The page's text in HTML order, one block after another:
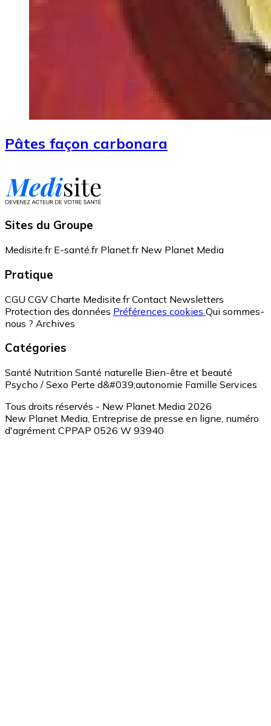
Pâtes façon carbonara
Sites du Groupe
Medisite.fr E-santé.fr Planet.fr New Planet Media
Pratique
CGU CGV Charte Medisite.fr Contact Newsletters
Protection des données Préférences cookies Qui sommes-
nous ? Archives
Catégories
Santé Nutrition Santé naturelle Bien-être et beauté
Psycho / Sexo Perte d&#039;autonomie Famille Services
Tous droits réservés - New Planet Media 2026
New Planet Media, Entreprise de presse en ligne, numéro
d'agrément CPPAP 0526 W 93940